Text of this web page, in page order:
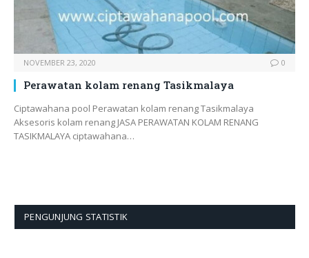
NOVEMBER 23, 2020 0
Perawatan kolam renang Tasikmalaya
Ciptawahana pool Perawatan kolam renang Tasikmalaya
Aksesoris kolam renang JASA PERAWATAN KOLAM RENANG
TASIKMALAYA ciptawahana…
PENGUNJUNG STATISTIK